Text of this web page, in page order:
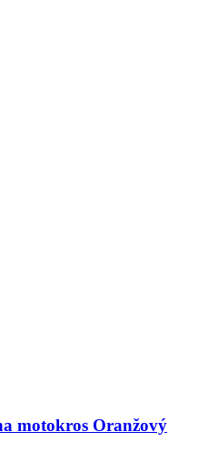
motokros Oranžový